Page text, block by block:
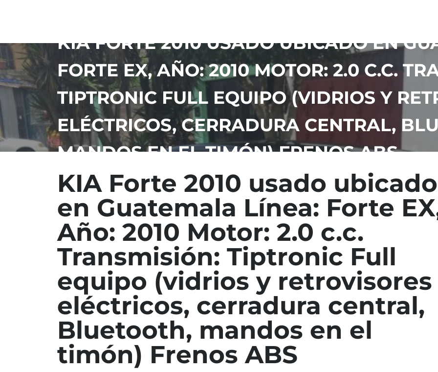
KIA FORTE 2010 USADO UBICADO EN
FORTE EX, AÑO: 2010 MOTOR: 2.0 C.C.
TIPTRONIC FULL EQUIPO (VIDRIOS Y
ELÉCTRICOS, CERRADURA CENTRAL,
MANDOS EN EL TIMÓN) FRENOS ABS
KIA Forte 2010 usado ubicado
en Guatemala Línea: Forte
Año: 2010 Motor: 2.0 c.c.
Transmisión: Tiptronic Full
equipo (vidrios y retrovisores
eléctricos, cerradura central,
Bluetooth, mandos en el
timón) Frenos ABS